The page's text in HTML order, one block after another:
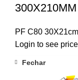
PF C80 30X21cm
Login to see
Fechar